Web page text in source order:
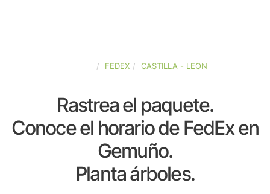
FEDEX CASTILLA - LEON
Rastrea el paquete.
Conoce el horario de FedEx en
Gemuño.
Planta árboles.